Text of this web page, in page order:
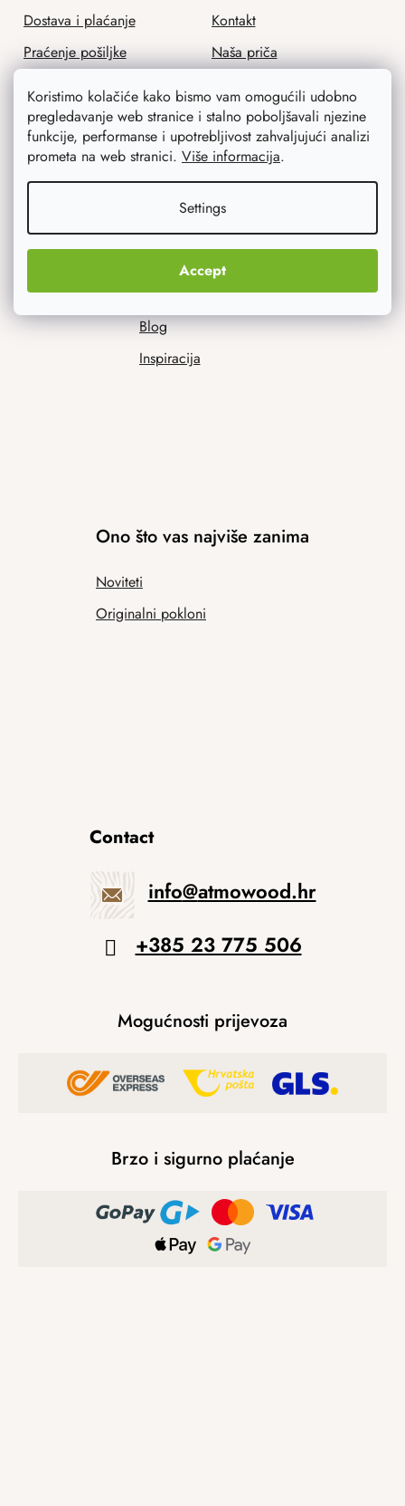
Koristimo kolačiće kako bismo vam omogućili udobno
pregledavanje web stranice i stalno poboljšavali njezine
funkcije, performanse i upotrebljivost zahvaljujući analizi
prometa na web stranici. Više informacija.
Settings
Accept
Dostava i plaćanje
Praćenje pošiljke
Povrat robe
Opći uvjeti poslovanja
Zaštita osobnih podataka
Kontakt
Naša priča
Zaštitna radionica
Savjetujemo vas
Blog
Inspiracija
Ono što vas najviše zanima
Noviteti
Originalni pokloni
Contact
info@atmowood.hr
+385 23 775 506
Mogućnosti prijevoza
Brzo i sigurno plaćanje